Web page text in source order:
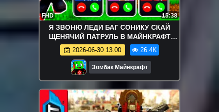
FHD 15:38
Я ЗВОНЮ ЛЕДИ БАГ СОНИКУ СКАЙ
ЩЕНЯЧИЙ ПАТРУЛЬ В МАЙНКРАФТ
МУЛЬТИК СОНИК БУМ
2026-06-30 13:00 26.4K
Зомбак Майнкрафт